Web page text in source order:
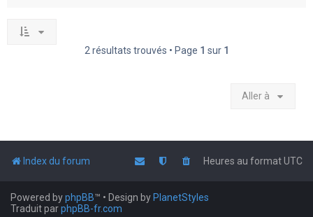
2 résultats trouvés • Page 1 sur 1
Aller à
Index du forum Heures au formatUTC
Powered byphpBB™ • Design by PlanetStyles
Traduit parphpBB-fr.com